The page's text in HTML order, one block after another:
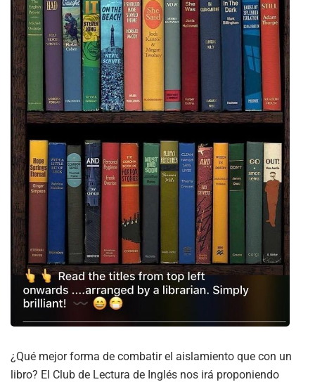
¿Qué mejor forma de combatir el aislamiento que con un
libro? El Club de Lectura de Inglés nos irá proponiendo